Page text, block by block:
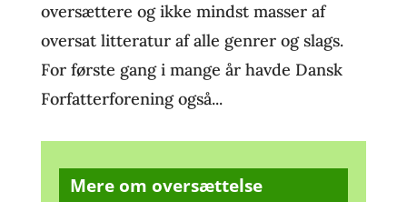
oversættere og ikke mindst masser af
oversat litteratur af alle genrer og slags.
For første gang i mange år havde Dansk
Forfatterforening også...
Mere om oversættelse